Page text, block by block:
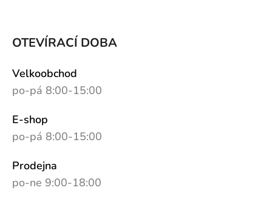
OTEVÍRACÍ DOBA
Velkoobchod
po-pá 8:00-15:00
E-shop
po-pá 8:00-15:00
Prodejna
po-ne 9:00-18:00